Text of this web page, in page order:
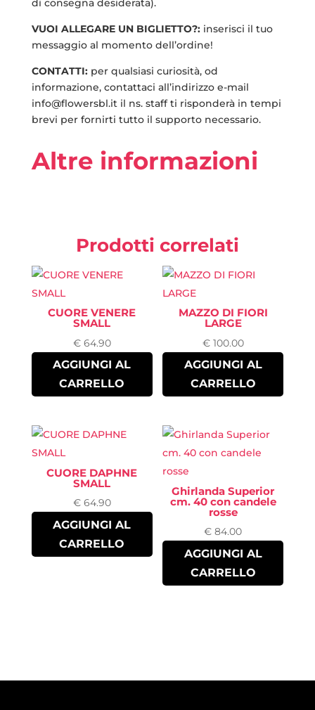
VUOI ALLEGARE UN BIGLIETTO?:inserisci il tuo
messaggio al momento dell’ordine!
CONTATTI: per qualsiasi curiosità, od
informazione, contattaci all’indirizzo e-mail
info@flowersbl.it il ns. staff ti risponderà in tempi
brevi per fornirti tutto il supporto necessario.
Altre informazioni
Prodotti correlati
CUORE VENERE
SMALL
€64.90
AGGIUNGI AL
CARRELLO
MAZZO DI FIORI
LARGE
€100.00
AGGIUNGI AL
CARRELLO
CUORE DAPHNE
SMALL
€64.90
AGGIUNGI AL
CARRELLO
Ghirlanda Superior
cm. 40 con candele
rosse
€ 84.00
AGGIUNGI AL
CARRELLO